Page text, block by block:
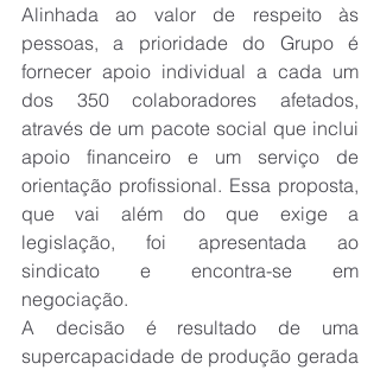
Alinhada ao valor de respeito às
pessoas, a prioridade do Grupo é
fornecer apoio individual a cada um
dos 350 colaboradores afetados,
através de um pacote social que inclui
apoio financeiro e um serviço de
orientação profissional. Essa proposta,
que vai além do que exige a
legislação, foi apresentada ao
sindicato e encontra-se em
negociação.
A decisão é resultado de uma
supercapacidade de produção gerada